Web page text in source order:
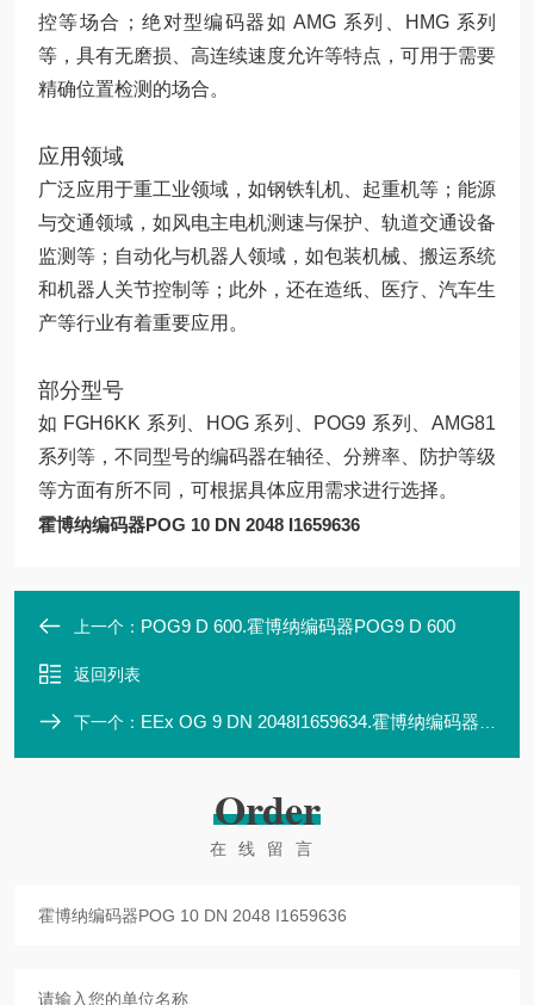
控等场合；绝对型编码器如 AMG 系列、HMG 系列
等，具有无磨损、高连续速度允许等特点，可用于需要
精确位置检测的场合。
应用领域
广泛应用于重工业领域，如钢铁轧机、起重机等；能源
与交通领域，如风电主电机测速与保护、轨道交通设备
监测等；自动化与机器人领域，如包装机械、搬运系统
和机器人关节控制等；此外，还在造纸、医疗、汽车生
产等行业有着重要应用。
部分型号
如 FGH6KK 系列、HOG 系列、POG9 系列、AMG81
系列等，不同型号的编码器在轴径、分辨率、防护等级
等方面有所不同，可根据具体应用需求进行选择。
霍博纳编码器POG 10 DN 2048 I1659636
上一个： POG9 D 600.霍博纳编码器POG9 D 600
返回列表
下一个： EEx OG 9 DN 2048I1659634.霍博纳编码器EEx OG 9 DN 2048 I 1659634
Order
在线留言